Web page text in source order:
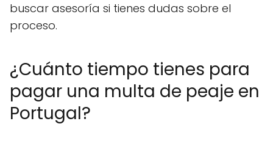
buscar asesoría si tienes dudas sobre el
proceso.
¿Cuánto tiempo tienes para
pagar una multa de peaje en
Portugal?